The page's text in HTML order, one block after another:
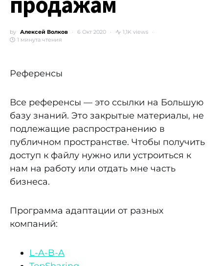
by Алексей Волков 6 Окт 2020
1,1K views
1 минута чтения
Референсы
Все референсы — это ссылки на Большую
базу знаний. Это закрытые материалы, не
подлежащие распространению в
публичном пространстве. Чтобы получить
доступ к файлу нужно или устроиться к
нам на работу или отдать мне часть
бизнеса.
Программа адаптации от разных
компаний:
L-A-B-A